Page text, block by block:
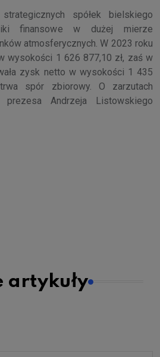
spółek bielskiego
finansowe w dużej mierze
atmosferycznych. W 2023 roku
wysokości 1 626 877,10 zł, zaś w
zysk netto w wysokości 1 435
spór zbiorowy. O zarzutach
Andrzeja Listowskiego
artykuły